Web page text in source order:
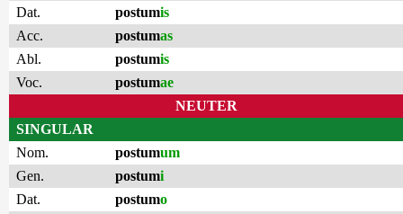
Dat.
postumis
Acc.
postumas
Abl.
postumis
Voc.
postumae
NEUTER
SINGULAR
Nom.
postumum
Gen.
postumi
Dat.
postumo